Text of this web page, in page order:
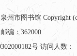
州市图书馆 Copyright
编：362000
号 访问人数：